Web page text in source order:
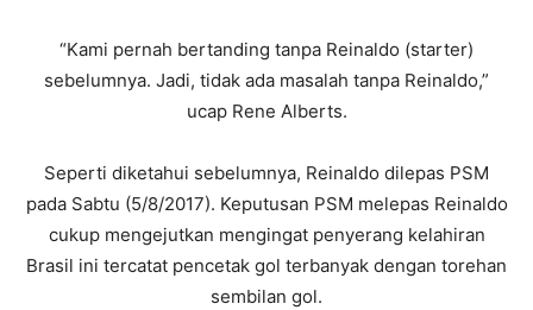
“Kami pernah bertanding tanpa Reinaldo (starter)
sebelumnya. Jadi, tidak ada masalah tanpa Reinaldo,”
ucap Rene Alberts.
Seperti diketahui sebelumnya, Reinaldo dilepas PSM
pada Sabtu (5/8/2017). Keputusan PSM melepas Reinaldo
cukup mengejutkan mengingat penyerang kelahiran
Brasil ini tercatat pencetak gol terbanyak dengan torehan
sembilan gol.